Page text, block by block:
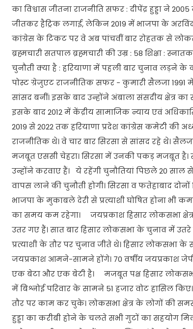
का विश्वास जीतना राजनीति सफर : दीपेंद्र हुड्डा ने
जीतकर हैट्रिक लगाई, लेकिन 2019 में भाजपा के अरविंद
कांग्रेस के टिकट पर वे अब पांचवीं बार रोहतक से
ब्रह्मचारी सतपाल ब्रह्मचारी की उम्र : 58 शिक्षा :
चुनौती क्या है : हरियाणा में पहली बार चुनाव लड़ने के
पोस्ट ग्रेजुएट राजनीतिक सफर - कुमारी सैलजा 1991
सांसद बनीं। इसके बाद उन्होंने अंबाला संसदीय क्षेत्र का
इसके बाद 2012 में केंद्रीय सामाजिक न्याय एवं
2019 से 2022 तक हरियाणा प्रदेश कांग्रेस कमेटी की
राजनीतिक थे। वे चार बार सिरसा से सांसद रहे थे।
मजबूत एससी चेहरा। सिरसा में उनकी पकड़ मजबूत है।
उन्होंने करवाए हैं। ये रहेंगी चुनौतियां पिछले 20 साल
वापस लाने की चुनौती होगी। सिरसा व फतेहाबाद
भाजपा के मुकाबले देरी से प्रत्याशी घोषित होना भी
का समय कम रहेगा। जयप्रकाश हिसार लोकसभा
उतर गए हैं। सात बार हिसार लोकसभा के चुनाव में
प्रत्याशी के तौर पर चुनाव जीते थे। हिसार लोकसभा
जयप्रकाश आमने-सामने होंगे। 70 वर्षीय जयप्रकाश
एक बेटा और एक बेटी है। मजबूत पक्ष हिसार
में बिश्नोई परिवार के सामने 51 हजार वोट हासिल
तौर पर काम कर चुके। लोकसभा क्षेत्र के लोगों की
हुड्डा का करीबी होने के चलते सभी गुटों का सहयोग